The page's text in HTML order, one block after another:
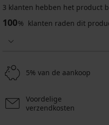
3 klanten hebben het product
100% klanten raden dit
5% van de aankoop
Voordelige
verzendkosten